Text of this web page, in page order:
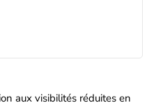
aux visibilités réduites en